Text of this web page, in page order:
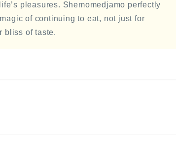
pleasures. Shemomedjamo perfectly
of continuing to eat, not just for
bliss of taste.